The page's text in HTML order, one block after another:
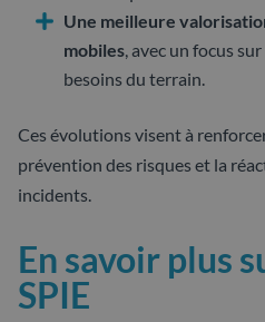
Une meilleure
mobiles, avec un focus
besoins du terrain.
Ces évolutions visent à
prévention des risques et la
incidents.
En savoir plus
SPIE